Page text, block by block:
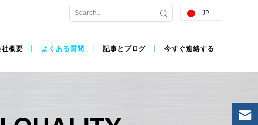
JP
社概要 よくある質問 記事とブログ 今すぐ連絡する